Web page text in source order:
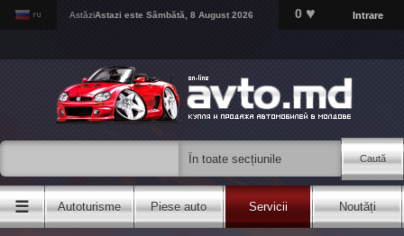
AstăziAstazi este Sâmbătă, 8 August 2026 0 ♥ Intrare
Caută
☰ Autoturisme Piese auto Servicii Noutăți